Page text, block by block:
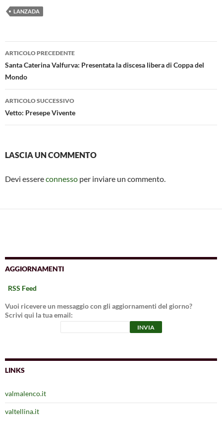
e
o
o
k
at
A
p
p
g
vi
LANZADA
Navigazione
articolo
ARTICOLO PRECEDENTE
Santa Caterina Valfurva: Presentata la discesa libera di Coppa del
Mondo
ARTICOLO SUCCESSIVO
Vetto: Presepe Vivente
LASCIA UN COMMENTO
Devi essereconnesso per inviare un commento.
AGGIORNAMENTI
RSS Feed
Vuoi ricevere un messaggio con gli aggiornamenti del giorno?
Scrivi qui la tua email:
LINKS
valmalenco.it
valtellina.it